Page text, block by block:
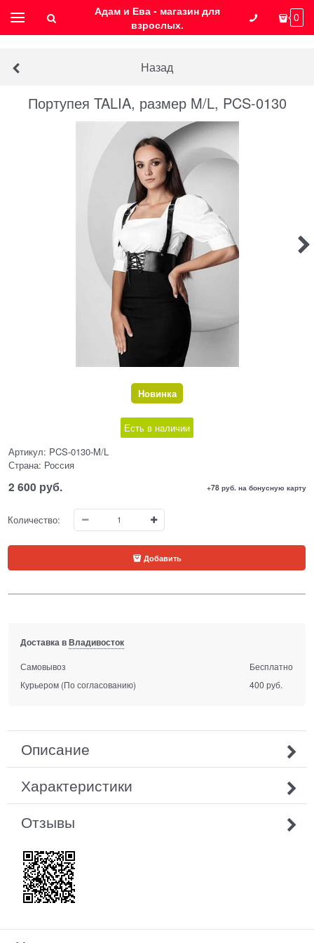
Адам и Ева - магазин для
взрослых.
0
Назад
Портупея TALIA, размер M/L, PCS-0130
Новинка
Есть в наличии
Артикул: PCS-0130-M/L
Страна: Россия
2 600 руб. +78 руб. на бонусную карту
Количество:
Добавить
Доставка вВладивосток
Самовывоз
Бесплатно
Курьером (По согласованию) 400 руб.
Описание
Характеристики
Отзывы